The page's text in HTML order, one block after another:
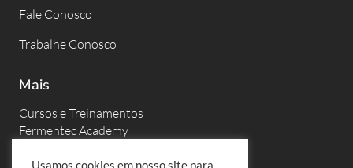
Fale Conosco
Trabalhe Conosco
Mais
Cursos e Treinamentos
Fermentec Academy
Eventos
Usamos cookies em nosso site para